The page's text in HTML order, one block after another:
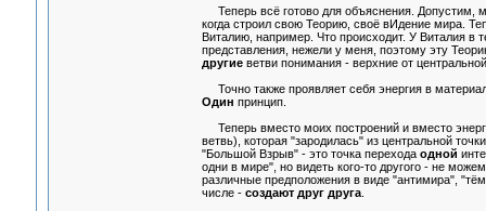
Теперь всё готово для объяснения. Допустим,
когда строил свою Теорию, своё вИдение мира.
Виталию, например. Что происходит. У Виталия в
представления, нежели у меня, поэтому эту
другиеветви понимания - верхние от
Точно также проявляет себя энергия в
Один принцип.
Теперь вместо моих построений и вместо
ветвь), которая "зародилась" из центральной
"Большой Взрыв" - это точка перехода одной
одни в мире", но видеть кого-то другого - не
различные предположения в виде "антимира",
числе - создают друг друга.